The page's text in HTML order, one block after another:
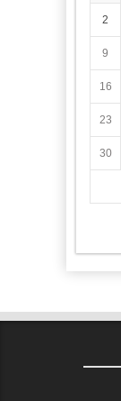
2
9
16
23
30